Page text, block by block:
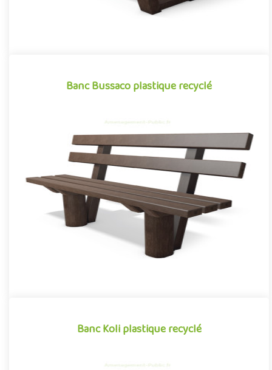
Banc Bussaco plastique recyclé
Banc Bussaco plastique recyclé
Mobilier urbain conçu en plastique recyclé, le banc Bussaco se
démarque par sa conception novatrice associant avec réussite
Offre partenaire
Banc Koli plastique recyclé